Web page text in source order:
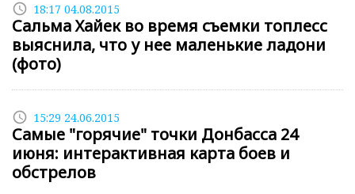
access_time 18:17 04.08.2015
Сальма Хайек во время съемки топлесс
выяснила, что у нее маленькие ладони
(фото)
access_time 15:29 24.06.2015
Самые "горячие" точки Донбасса 24
июня: интерактивная карта боев и
обстрелов